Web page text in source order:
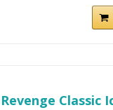
Classic